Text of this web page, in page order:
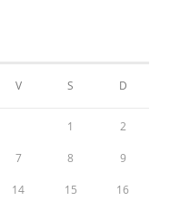
V S D
1 2
7 8 9
14 15 16